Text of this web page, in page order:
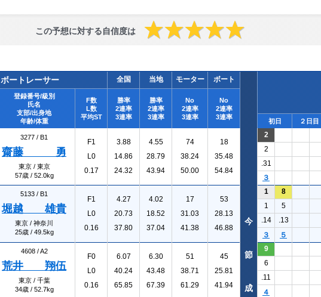
この予想に対する自信度は
ボートレーサー 全国 当地 モーター ボート
登録番号/級別
氏名
支部/出身地
年齢/体重
F数
L数
平均ST
勝率
2連率
3連率
勝率
2連率
3連率
No
2連率
3連率
No
2連率
3連率
初日 ２日目
3277 / B1
齋藤 勇
東京 / 東京
57歳 / 52.0kg
F1
L0
0.17
3.88
14.86
24.32
4.55
28.79
43.94
74
38.24
50.00
18
35.48
54.84
2
2
.31
３
5133 / B1
堀越 雄貴
東京 / 神奈川
25歳 / 49.5kg
F1
L0
0.16
4.27
20.73
37.80
4.02
18.52
37.04
17
31.03
41.38
53
28.13
46.88
1
8
1
5
.14
.13
３
５
4608 /A2
荒井 翔伍
東京 / 千葉
34歳 / 52.7kg
F0
L0
0.16
6.07
40.24
65.85
6.30
43.48
67.39
51
38.71
61.29
45
25.81
41.94
9
6
.11
４
今
節
成